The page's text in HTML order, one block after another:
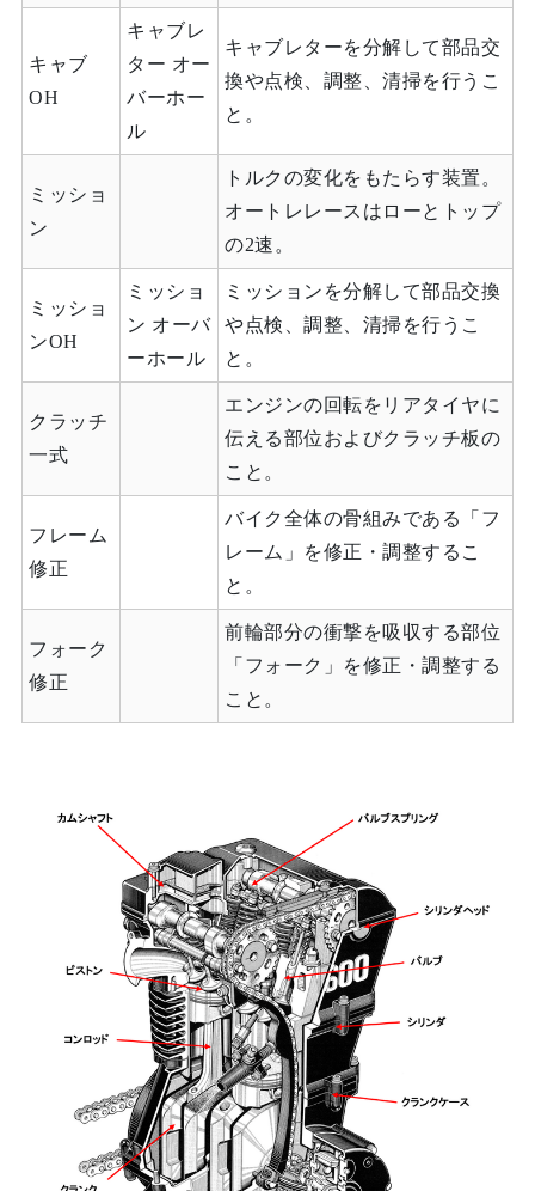
キャブ
OH
キャブレ
ター オー
バーホー
ル
キャブレターを分解して部品交
換や点検、調整、清掃を行うこ
と。
ミッショ
ン
トルクの変化をもたらす装置。
オートレレースはローとトップ
の2速。
ミッショ
ンOH
ミッショ
ン オーバ
ーホール
ミッションを分解して部品交換
や点検、調整、清掃を行うこ
と。
クラッチ
一式
エンジンの回転をリアタイヤに
伝える部位およびクラッチ板の
こと。
フレーム
修正
バイク全体の骨組みである「フ
レーム」を修正・調整するこ
と。
フォーク
修正
前輪部分の衝撃を吸収する部位
「フォーク」を修正・調整する
こと。